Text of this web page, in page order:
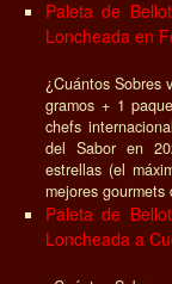
Paleta de
Loncheada en
¿Cuántos Sobres
gramos + 1
chefs
del Sabor en
estrellas (el
mejores
Paleta de
Loncheada a